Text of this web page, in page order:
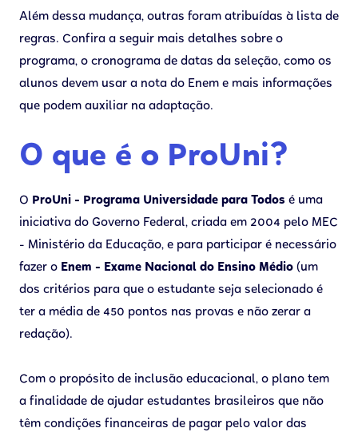
Além dessa mudança, outras foram atribuídas à lista de
regras. Confira a seguir mais detalhes sobre o
programa, o cronograma de datas da seleção, como os
alunos devem usar a nota do Enem e mais informações
que podem auxiliar na adaptação.
O que é o ProUni?
O ProUni - Programa Universidade para Todos é uma
iniciativa do Governo Federal, criada em 2004 pelo MEC
- Ministério da Educação, e para participar é necessário
fazer o Enem - Exame Nacional do Ensino Médio (um
dos critérios para que o estudante seja selecionado é
ter a média de 450 pontos nas provas e não zerar a
redação).
Com o propósito de inclusão educacional, o plano tem
a finalidade de ajudar estudantes brasileiros que não
têm condições financeiras de pagar pelo valor das